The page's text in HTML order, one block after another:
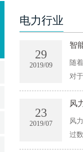
电力行业
29
2019/09
智
随
对
将
23
2019/07
风
风
过